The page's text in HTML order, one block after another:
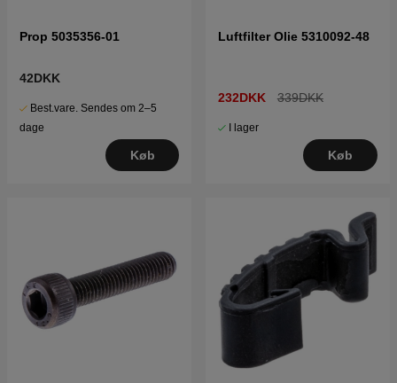
Prop 5035356-01
42DKK
Best.vare. Sendes om 2–5
dage
Køb
Luftfilter Olie 5310092-48
232DKK 339DKK
I lager
Køb